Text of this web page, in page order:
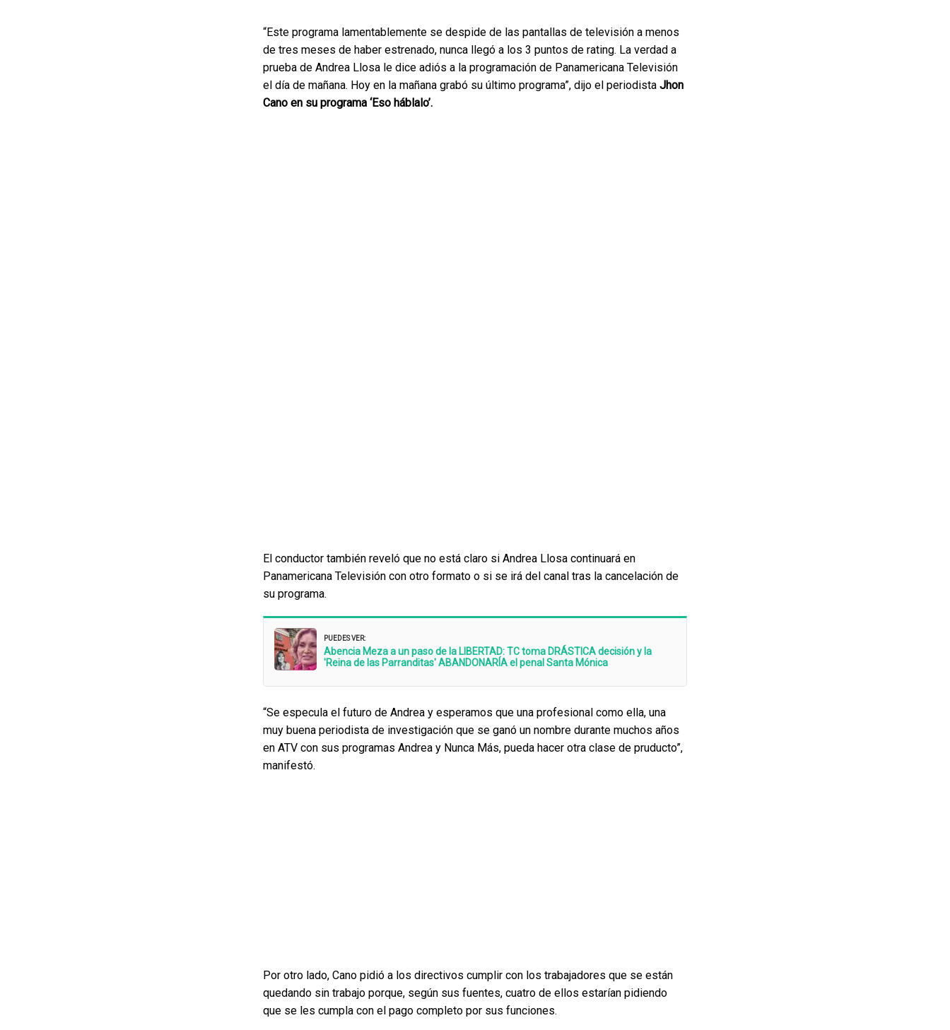
“Este programa lamentablemente se despide de las pantallas de televisión a menos
de tres meses de haber estrenado, nunca llegó a los 3 puntos de rating. La verdad a
prueba de Andrea Llosa le dice adiós a la programación de Panamericana Televisión
el día de mañana. Hoy en la mañana grabó su último programa”, dijo el periodista Jhon
Cano en su programa ‘Eso háblalo’.
El conductor también reveló que no está claro si Andrea Llosa continuará en
Panamericana Televisión con otro formato o si se irá del canal tras la cancelación de
su programa.
PUEDES VER:
Abencia Meza a un paso de la LIBERTAD: TC toma DRÁSTICA decisión y la
'Reina de las Parranditas' ABANDONARÍA el penal Santa Mónica
“Se especula el futuro de Andrea y esperamos que una profesional como ella, una
muy buena periodista de investigación que se ganó un nombre durante muchos años
en ATV con sus programas Andrea y Nunca Más, pueda hacer otra clase de pruducto”,
manifestó.
Por otro lado, Cano pidió a los directivos cumplir con los trabajadores que se están
quedando sin trabajo porque, según sus fuentes, cuatro de ellos estarían pidiendo
que se les cumpla con el pago completo por sus funciones.